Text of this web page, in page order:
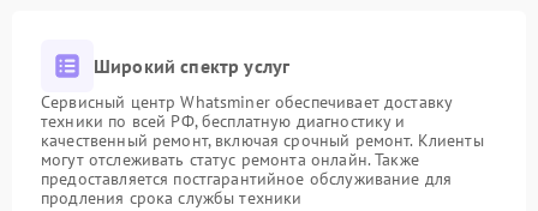
Широкий спектр услуг
Сервисный центр Whatsminer обеспечивает доставку
техники по всей РФ, бесплатную диагностику и
качественный ремонт, включая срочный ремонт. Клиенты
могут отслеживать статус ремонта онлайн. Также
предоставляется постгарантийное обслуживание для
продления срока службы техники